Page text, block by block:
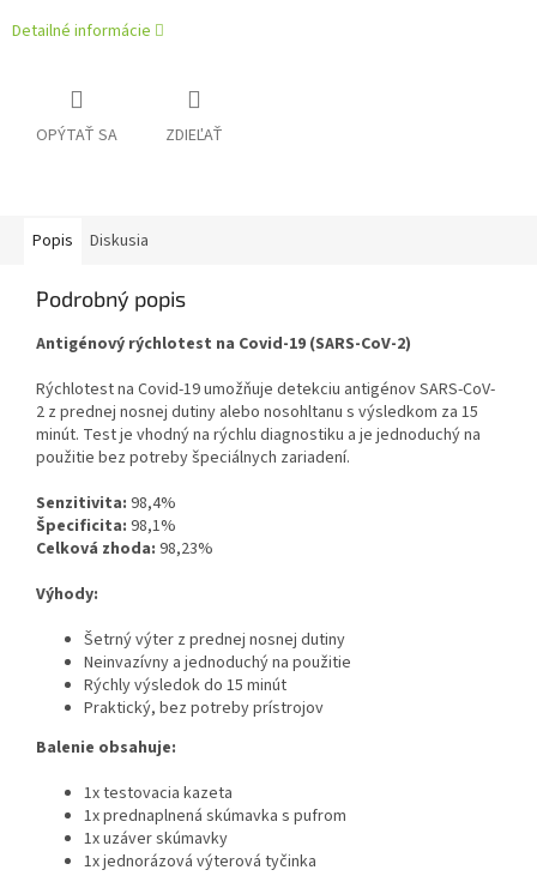
Detailné informácie
OPÝTAŤ SA ZDIEĽAŤ
Popis Diskusia
Podrobný popis
Antigénový rýchlotest na Covid-19 (SARS-CoV-2)
Rýchlotest na Covid-19 umožňuje detekciu antigénov SARS-CoV-
2 z prednej nosnej dutiny alebo nosohltanu s výsledkom za 15
minút. Test je vhodný na rýchlu diagnostiku a je jednoduchý na
použitie bez potreby špeciálnych zariadení.
Senzitivita: 98,4%
Špecificita: 98,1%
Celková zhoda: 98,23%
Výhody:
Šetrný výter z prednej nosnej dutiny
Neinvazívny a jednoduchý na použitie
Rýchly výsledok do 15 minút
Praktický, bez potreby prístrojov
Balenie obsahuje:
1x testovacia kazeta
1x prednaplnená skúmavka s pufrom
1x uzáver skúmavky
1x jednorázová výterová tyčinka